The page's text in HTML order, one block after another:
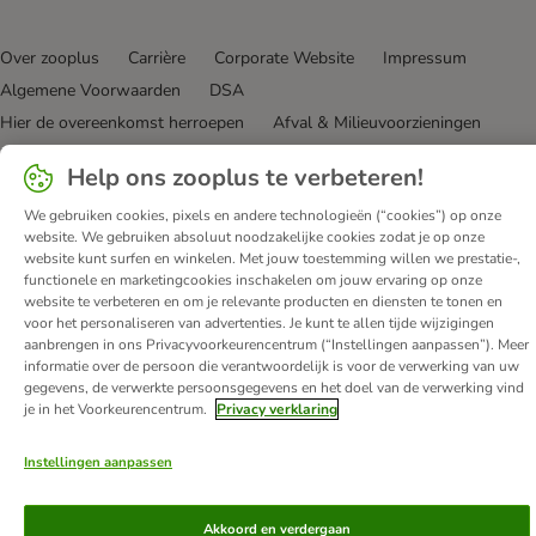
Over zooplus Carrière Corporate Website
Impressum
Algemene Voorwaarden
DSA
Hier de overeenkomst herroepen
Afval & Milieuvoorzieningen
Levertijd & Verzendkosten
Affiliate programma
Privacy Verklaring
Opt-out
Toegankelijkheidsverklaring
© zooplus SE 2026
Help ons zooplus te verbeteren!
We gebruiken cookies, pixels en andere technologieën (“cookies”) op onze
website. We gebruiken absoluut noodzakelijke cookies zodat je op onze
website kunt surfen en winkelen. Met jouw toestemming willen we prestatie-,
functionele en marketingcookies inschakelen om jouw ervaring op onze
website te verbeteren en om je relevante producten en diensten te tonen en
voor het personaliseren van advertenties. Je kunt te allen tijde wijzigingen
aanbrengen in ons Privacyvoorkeurencentrum (“Instellingen aanpassen”). Meer
informatie over de persoon die verantwoordelijk is voor de verwerking van uw
gegevens, de verwerkte persoonsgegevens en het doel van de verwerking vind
je in het Voorkeurencentrum.
Privacy verklaring
Instellingen aanpassen
Akkoord en verdergaan